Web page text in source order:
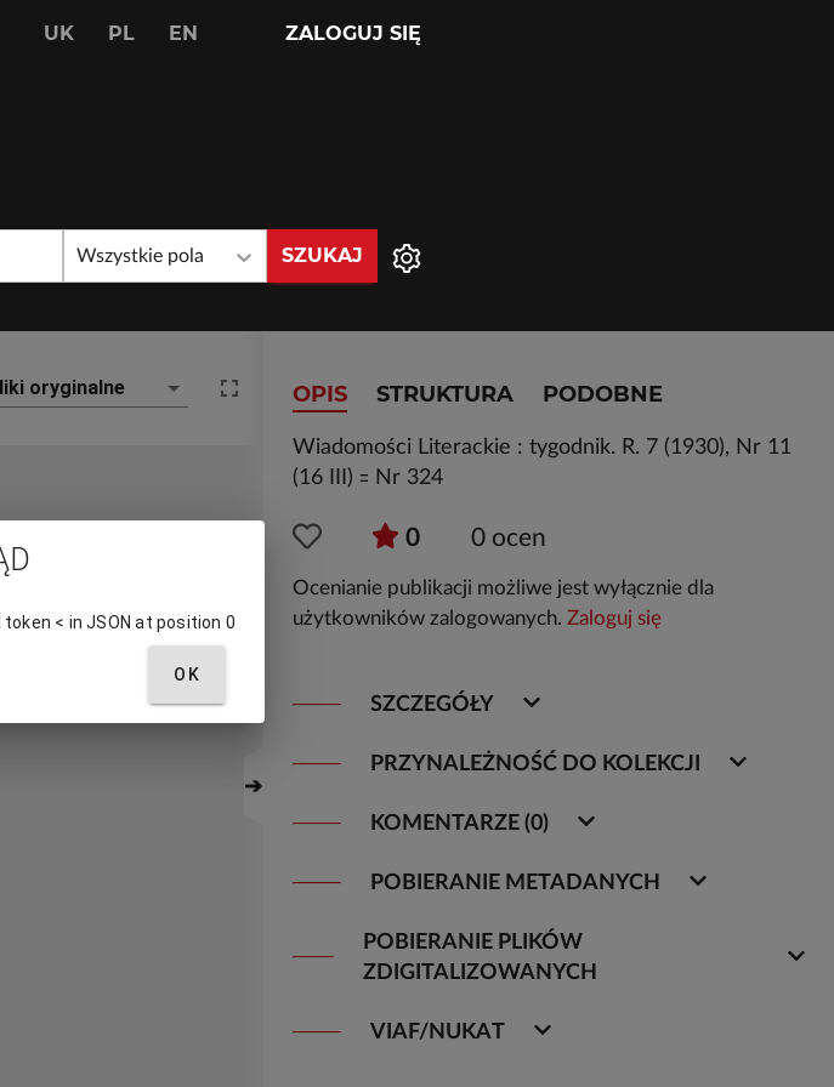
UK PL EN ZALOGUJ SIĘ
Wszystkie pola SZUKAJ
➔
OPIS STRUKTURA PODOBNE
Wiadomości Literackie : tygodnik. R. 7 (1930), Nr 11
(16 III) ꞊ Nr 324
Ocenianie publikacji możliwe jest wyłącznie dla
użytkowników zalogowanych. Zaloguj się
0 0 ocen
SZCZEGÓŁY
PRZYNALEŻNOŚĆ DO KOLEKCJI
KOMENTARZE (0)
POBIERANIE METADANYCH
POBIERANIE PLIKÓW
ZDIGITALIZOWANYCH
VIAF/NUKAT
< in JSON at position 0
OK